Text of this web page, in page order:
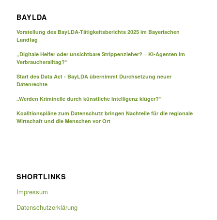
BAYLDA
Vorstellung des BayLDA-Tätigkeitsberichts 2025 im Bayerischen
Landtag
„Digitale Helfer oder unsichtbare Strippenzieher? – KI-Agenten im
Verbraucheralltag?“
Start des Data Act - BayLDA übernimmt Durchsetzung neuer
Datenrechte
„Werden Kriminelle durch künstliche Intelligenz klüger?“
Koalitionspläne zum Datenschutz bringen Nachteile für die regionale
Wirtschaft und die Menschen vor Ort
SHORTLINKS
Impressum
Datenschutzerklärung